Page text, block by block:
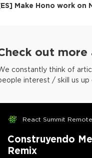
ES] Make Hono work on
out
constantly think of
interest / skill us up
React Summit
Construyendo
Remix